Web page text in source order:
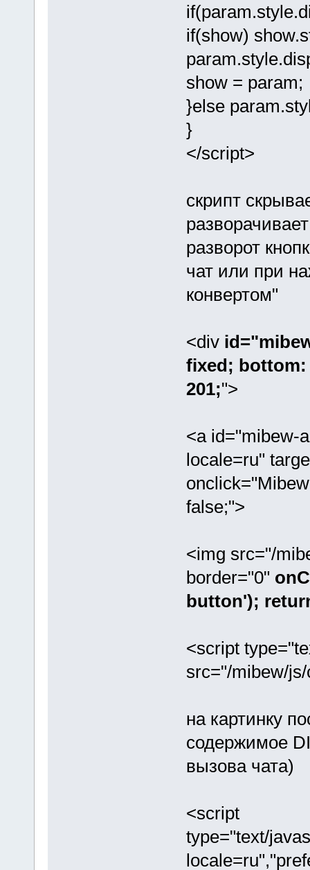
if(show)
show = param;
}else
}
</script>
скрипт
разворот
чат или при
конвертом"
<div
fixed;
201;">
<a id="mibew-
locale=ru"
false;">
<img src="/
border="0"
button');
<script
src="/mibew/
на картинку
содержимое
вызова чата)
<script
type="text/